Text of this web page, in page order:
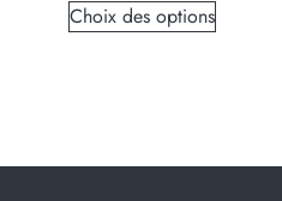
Choix des options